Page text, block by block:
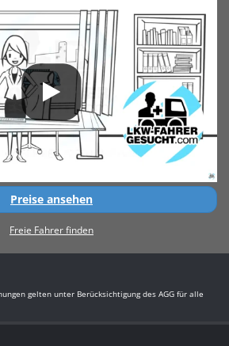
Preise ansehen
Freie Fahrer finden
gelten unter Berücksichtigung des AGG für alle